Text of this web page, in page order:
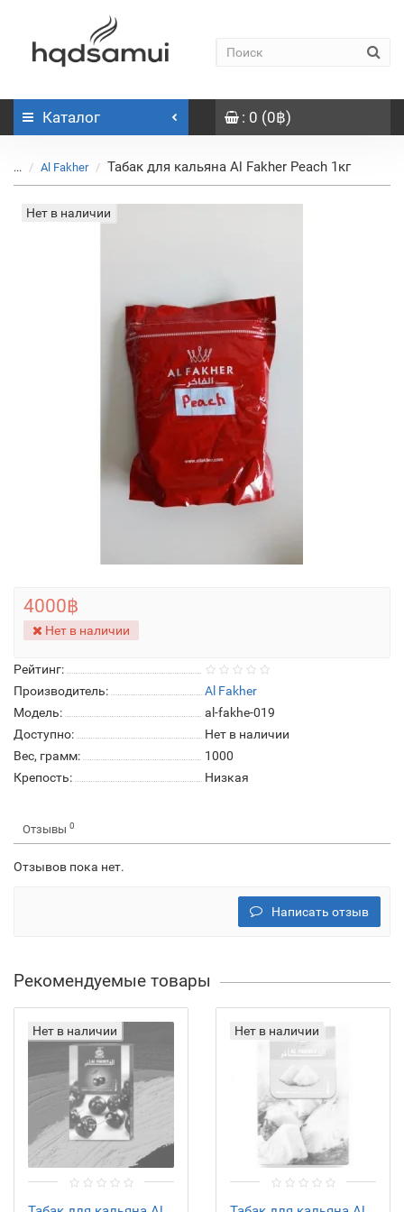
Каталог : 0 (0฿)
... Al Fakher Табак для кальяна Al Fakher Peach 1кг
Нет в наличии
Рейтинг:
Производитель:
Al Fakher
Модель:
al-fakhe-019
Доступно:
Нет в наличии
Вес, грамм:
1000
Крепость:
Низкая
4000฿
Нет в наличии
Отзывы 0
Отзывов пока нет.
Написать отзыв
Рекомендуемые товары
Нет в наличии Нет в наличии